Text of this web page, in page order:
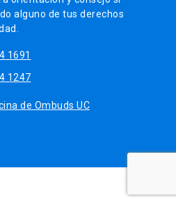
alguno de tus derechos
1691
1247
de Ombuds UC